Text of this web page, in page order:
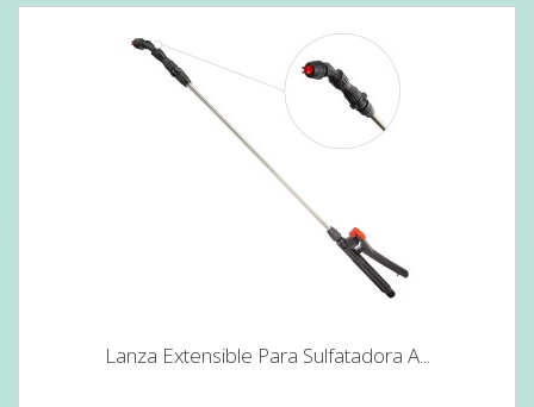
Lanza Extensible Para Sulfatadora A...